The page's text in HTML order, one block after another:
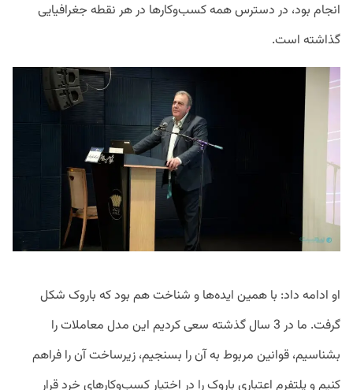
انجام بود، در دسترس همه کسب‌وکارها در هر نقطه جغرافیایی
گذاشته است.
او ادامه داد: با همین ایده‌ها و شناخت هم بود که باروک شکل
گرفت. ما در 3 سال گذشته سعی کردیم این مدل معاملات را
بشناسیم، قوانین مربوط به آن را بسنجیم، زیرساخت آن را فراهم
کنیم و پلتفرم اعتباری باروک را در اختیار کسب‌وکارهای خرد قرار